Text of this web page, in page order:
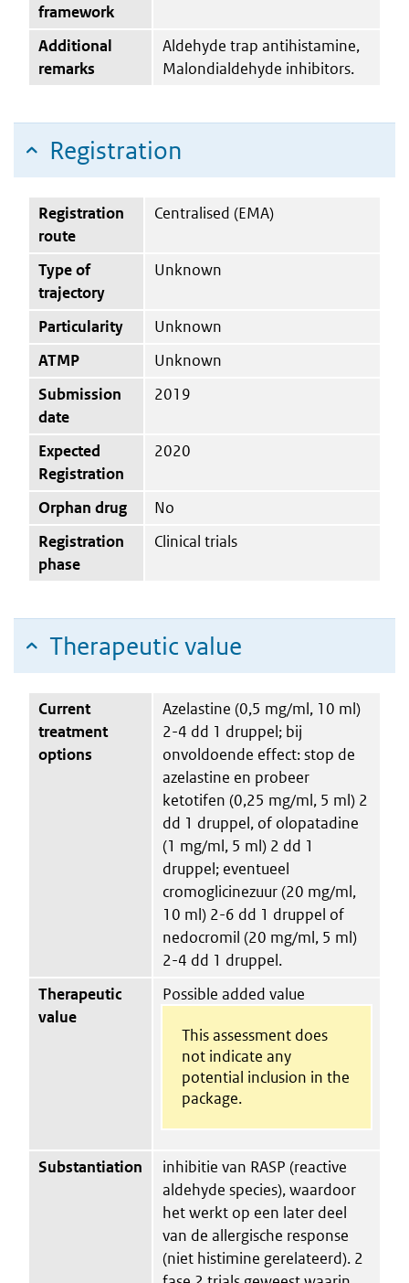
framework
Additional
remarks
Aldehyde trap antihistamine,
Malondialdehyde inhibitors.
Registration
Registration
route
Centralised (EMA)
Type of
trajectory
Unknown
Particularity
Unknown
ATMP
Unknown
Submission
date
2019
Expected
Registration
2020
Orphan drug
No
Registration
phase
Clinical trials
Therapeutic value
Current
treatment
options
Azelastine (0,5 mg/ml, 10 ml)
2-4 dd 1 druppel; bij
onvoldoende effect: stop de
azelastine en probeer
ketotifen (0,25 mg/ml, 5 ml) 2
dd 1 druppel, of olopatadine
(1 mg/ml, 5 ml) 2 dd 1
druppel; eventueel
cromoglicinezuur (20 mg/ml,
10 ml) 2-6 dd 1 druppel of
nedocromil (20 mg/ml, 5 ml)
2-4 dd 1 druppel.
Therapeutic
value
Possible added value
This assessment does
not indicate any
potential inclusion in the
package.
Substantiation
inhibitie van RASP (reactive
aldehyde species), waardoor
het werkt op een later deel
van de allergische response
(niet histimine gerelateerd). 2